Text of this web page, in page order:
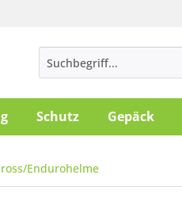
Schutz Gepäck
Endurohelme